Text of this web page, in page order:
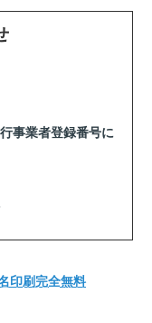
事業者登録番号に